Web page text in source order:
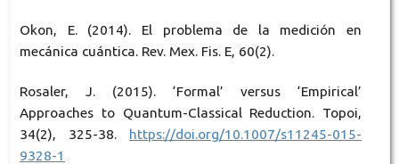
Okon, E. (2014). El problema de la medición en
mecánica cuántica. Rev. Mex. Fis. E, 60(2).
Rosaler, J. (2015). ‘Formal’ versus ‘Empirical’
Approaches to Quantum-Classical Reduction. Topoi,
34(2), 325-38. https://doi.org/10.1007/s11245-015-
9328-1